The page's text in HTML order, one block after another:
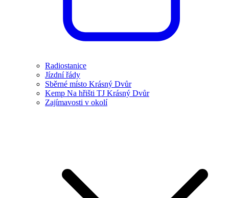
Radiostanice
Jízdní řády
Sběrné místo Krásný Dvůr
Kemp Na hřišti TJ Krásný Dvůr
Zajímavosti v okolí